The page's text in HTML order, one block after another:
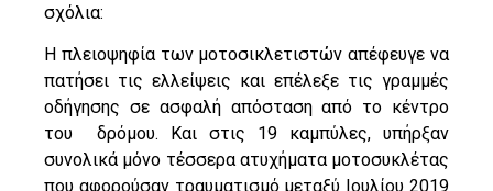
σχόλια:
Η πλειοψηφία των μοτοσικλετιστών απέφευγε να
πατήσει τις ελλείψεις και επέλεξε τις γραμμές
οδήγησης σε ασφαλή απόσταση από το κέντρο
του δρόμου. Και στις 19 καμπύλες, υπήρξαν
συνολικά μόνο τέσσερα ατυχήματα μοτοσυκλέτας
που αφορούσαν τραυματισμό μεταξύ Ιουλίου 2019